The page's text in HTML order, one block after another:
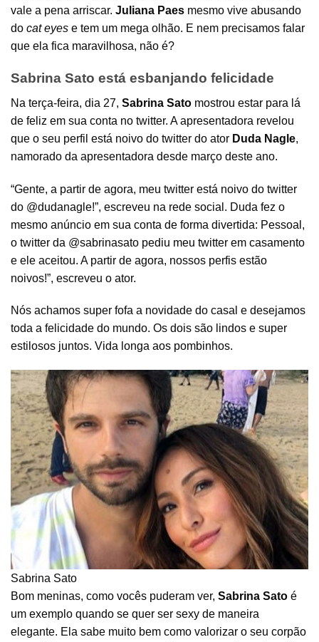
vale a pena arriscar. Juliana Paes mesmo vive abusando
do cat eyes e tem um mega olhão. E nem precisamos falar
que ela fica maravilhosa, não é?
Sabrina Sato está esbanjando felicidade
Na terça-feira, dia 27, Sabrina Sato mostrou estar para lá
de feliz em sua conta no twitter. A apresentadora revelou
que o seu perfil está noivo do twitter do ator Duda Nagle,
namorado da apresentadora desde março deste ano.
“Gente, a partir de agora, meu twitter está noivo do twitter
do @dudanagle!”, escreveu na rede social. Duda fez o
mesmo anúncio em sua conta de forma divertida: Pessoal,
o twitter da @sabrinasato pediu meu twitter em casamento
e ele aceitou. A partir de agora, nossos perfis estão
noivos!”, escreveu o ator.
Nós achamos super fofa a novidade do casal e desejamos
toda a felicidade do mundo. Os dois são lindos e super
estilosos juntos. Vida longa aos pombinhos.
Sabrina Sato
Bom meninas, como vocês puderam ver, Sabrina Sato é
um exemplo quando se quer ser sexy de maneira
elegante. Ela sabe muito bem como valorizar o seu corpão